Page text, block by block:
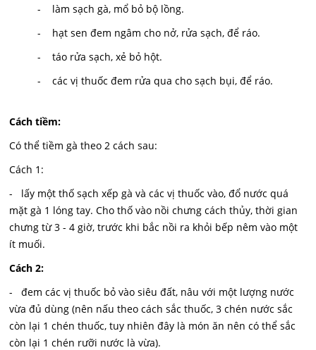
- làm sạch gà, mổ bỏ bộ lồng.
- hạt sen đem ngâm cho nở, rửa sạch, để ráo.
- táo rửa sạch, xẻ bỏ hột.
- các vị thuốc đem rửa qua cho sạch bụi, để ráo.
Cách tiềm:
Có thể tiềm gà theo 2 cách sau:
Cách 1:
- lấy một thố sạch xếp gà và các vị thuốc vào, đổ nước quá
mặt gà 1 lóng tay. Cho thố vào nồi chưng cách thủy, thời gian
chưng từ 3 - 4 giờ, trước khi bắc nồi ra khỏi bếp nêm vào một
ít muối.
Cách 2:
- đem các vị thuốc bỏ vào siêu đất, nâu với một lượng nước
vừa đủ dùng (nên nấu theo cách sắc thuốc, 3 chén nước sắc
còn lại 1 chén thuốc, tuy nhiên đây là món ăn nên có thể sắc
còn lại 1 chén rưỡi nước là vừa).